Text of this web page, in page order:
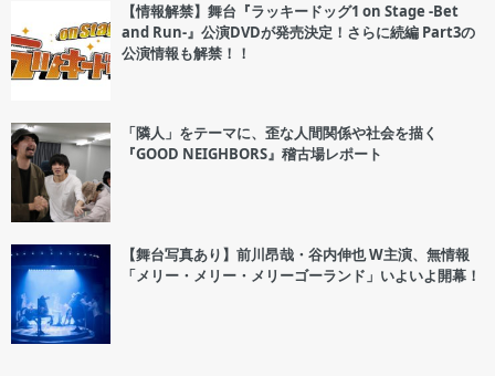
【情報解禁】舞台『ラッキードッグ1 on Stage -Bet
and Run-』公演DVDが発売決定！さらに続編 Part3の
公演情報も解禁！！
「隣人」をテーマに、歪な人間関係や社会を描く
『GOOD NEIGHBORS』稽古場レポート
【舞台写真あり】前川昂哉・谷内伸也 W主演、無情報
「メリー・メリー・メリーゴーランド」いよいよ開幕！